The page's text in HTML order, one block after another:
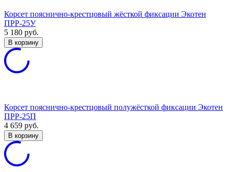
Корсет пояснично-крестцовый жёсткой фиксации Экотен
ПРР-25У
5 180 руб.
В корзину
Корсет пояснично-крестцовый полужёсткой фиксации Экотен
ПРР-25П
4 659 руб.
В корзину